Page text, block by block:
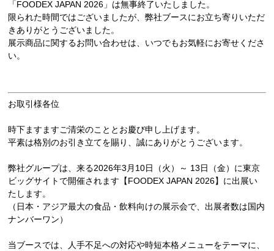
「FOODEX JAPAN 2026」は無事終了いたしました。
限られた時間ではございましたが、弊社ブースにお立ち寄りいただ
きありがとうございました。
展示商品に関するお問い合わせは、いつでもお気軽にお寄せくださ
い。
お取引様各位
時下ますますご清栄のこととお慶び申し上げます。
平素は格別のお引き立てを賜り、誠にありがとうございます。
弊社グループは、来る2026年3月10日（火）～ 13日（金）に東京
ビッグサイトで開催されます【FOODEX JAPAN 2026】に出展い
たします。
（日本・アジア最大の食品・飲料向けの展示会で、出展者数は国内
ナンバーワン）
当ブースでは、人手不足への対応や時短本格メニューをテーマに、